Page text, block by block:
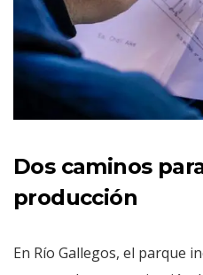
Dos caminos
producción
En Río Gallegos, el parque